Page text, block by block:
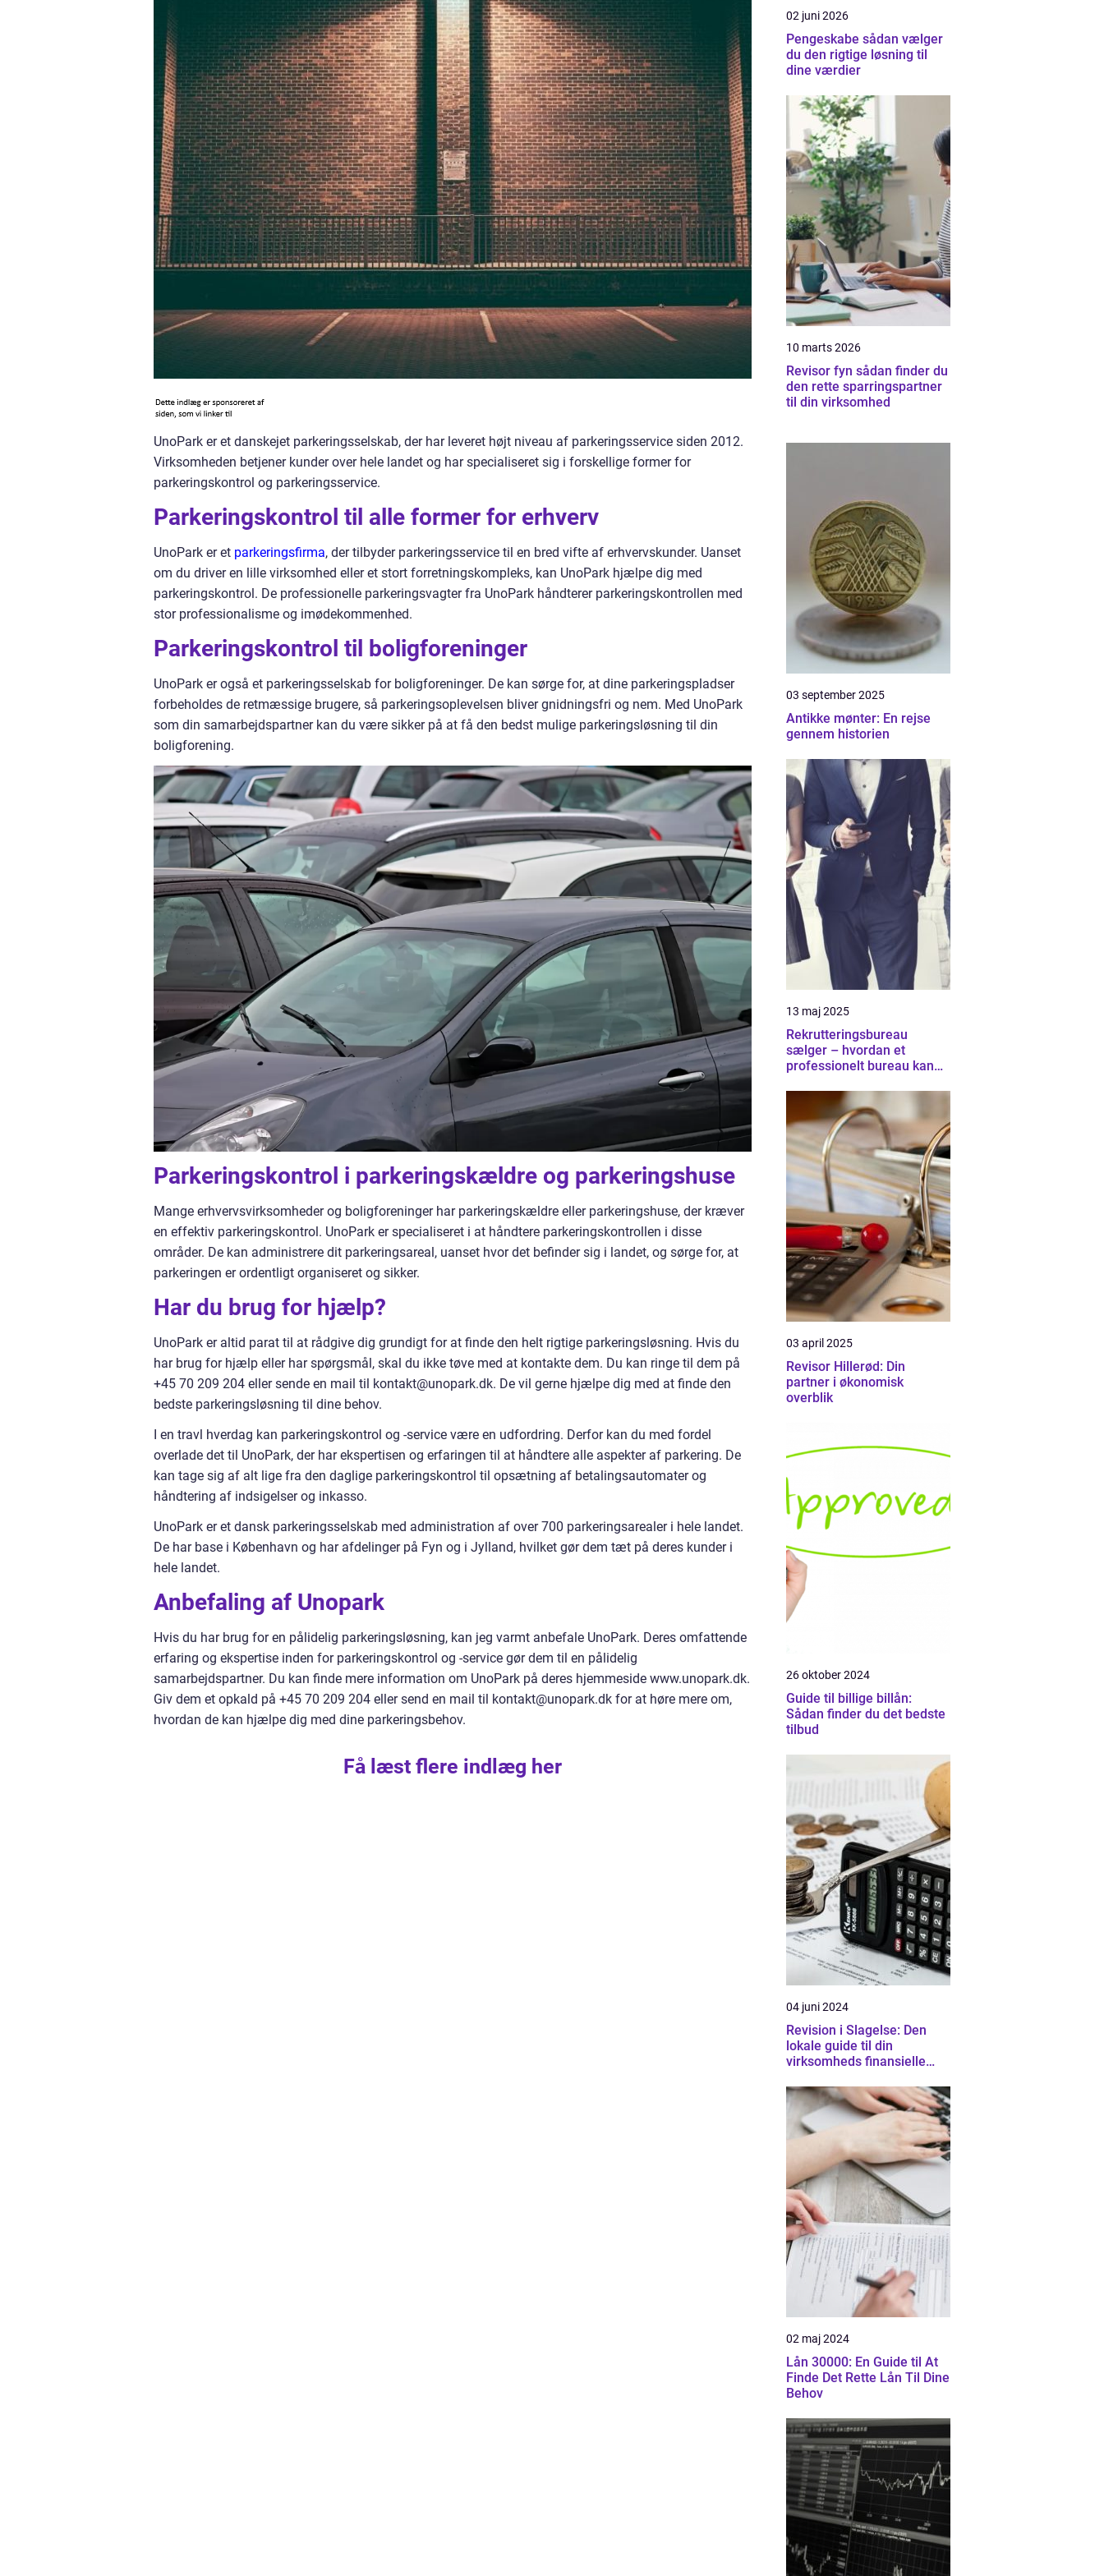
UnoPark er et danskejet parkeringsselskab, der har leveret højt niveau af parkeringsservice siden 2012.
Virksomheden betjener kunder over hele landet og har specialiseret sig i forskellige former for
parkeringskontrol og parkeringsservice.
Parkeringskontrol til alle former for erhverv
UnoPark er et parkeringsfirma, der tilbyder parkeringsservice til en bred vifte af erhvervskunder. Uanset
om du driver en lille virksomhed eller et stort forretningskompleks, kan UnoPark hjælpe dig med
parkeringskontrol. De professionelle parkeringsvagter fra UnoPark håndterer parkeringskontrollen med
stor professionalisme og imødekommenhed.
Parkeringskontrol til boligforeninger
UnoPark er også et parkeringsselskab for boligforeninger. De kan sørge for, at dine parkeringspladser
forbeholdes de retmæssige brugere, så parkeringsoplevelsen bliver gnidningsfri og nem. Med UnoPark
som din samarbejdspartner kan du være sikker på at få den bedst mulige parkeringsløsning til din
boligforening.
Parkeringskontrol i parkeringskældre og parkeringshuse
Mange erhvervsvirksomheder og boligforeninger har parkeringskældre eller parkeringshuse, der kræver
en effektiv parkeringskontrol. UnoPark er specialiseret i at håndtere parkeringskontrollen i disse
områder. De kan administrere dit parkeringsareal, uanset hvor det befinder sig i landet, og sørge for, at
parkeringen er ordentligt organiseret og sikker.
Har du brug for hjælp?
UnoPark er altid parat til at rådgive dig grundigt for at finde den helt rigtige parkeringsløsning. Hvis du
har brug for hjælp eller har spørgsmål, skal du ikke tøve med at kontakte dem. Du kan ringe til dem på
+45 70 209 204 eller sende en mail til kontakt@unopark.dk. De vil gerne hjælpe dig med at finde den
bedste parkeringsløsning til dine behov.
I en travl hverdag kan parkeringskontrol og -service være en udfordring. Derfor kan du med fordel
overlade det til UnoPark, der har ekspertisen og erfaringen til at håndtere alle aspekter af parkering. De
kan tage sig af alt lige fra den daglige parkeringskontrol til opsætning af betalingsautomater og
håndtering af indsigelser og inkasso.
UnoPark er et dansk parkeringsselskab med administration af over 700 parkeringsarealer i hele landet.
De har base i København og har afdelinger på Fyn og i Jylland, hvilket gør dem tæt på deres kunder i
hele landet.
Anbefaling af Unopark
Hvis du har brug for en pålidelig parkeringsløsning, kan jeg varmt anbefale UnoPark. Deres omfattende
erfaring og ekspertise inden for parkeringskontrol og -service gør dem til en pålidelig
samarbejdspartner. Du kan finde mere information om UnoPark på deres hjemmeside www.unopark.dk.
Giv dem et opkald på +45 70 209 204 eller send en mail til kontakt@unopark.dk for at høre mere om,
hvordan de kan hjælpe dig med dine parkeringsbehov.
Få læst flere indlæg her
02 juni 2026
Pengeskabe sådan vælger
du den rigtige løsning til
dine værdier
10 marts 2026
Revisor fyn sådan finder du
den rette sparringspartner
til din virksomhed
03 september 2025
Antikke mønter: En rejse
gennem historien
13 maj 2025
Rekrutteringsbureau
sælger – hvordan et
professionelt bureau kan
rette salgstalenter
03 april 2025
Revisor Hillerød: Din
partner i økonomisk
overblik
26 oktober 2024
Guide til billige billån:
Sådan finder du det bedste
tilbud
04 juni 2024
Revision i Slagelse: Den
lokale guide til din
virksomheds finansielle
02 maj 2024
Lån 30000: En Guide til At
Finde Det Rette Lån Til Dine
Behov